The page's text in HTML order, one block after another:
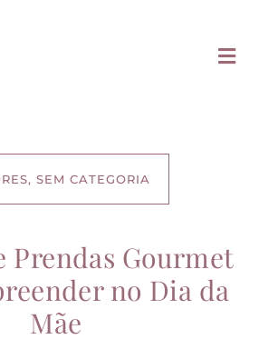
, SEM CATEGORIA
Prendas Gourmet
no Dia da
Mãe